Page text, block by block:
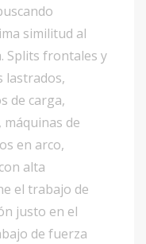
similitud al
Splits frontales y
lastrados,
de carga,
de
en arco,
alta
el trabajo de
justo en el
de fuerza